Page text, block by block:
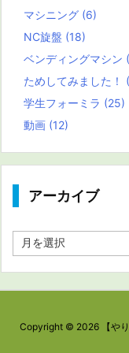
マシニング (6)
NC旋盤 (18)
ベンディングマシン
ためしてみました！
学生フォーミラ (25)
動画 (12)
アーカイブ
ー
Copyright © 2026 【や